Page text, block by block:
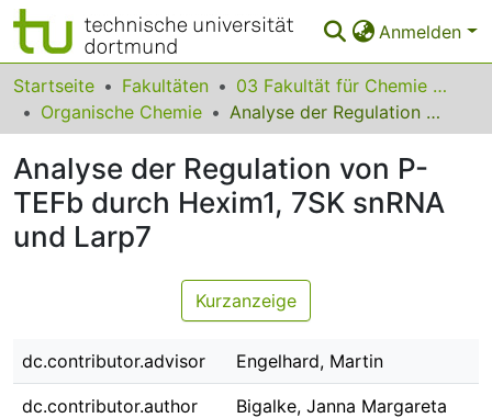
Anmelden
Bereiche & Sammlungen
Das gesamte Repositorium
Statistiken
FAQ
Startseite Fakultäten
03 Fakultät für Chemie und Chemische Biologie
Organische Chemie
Analyse der Regulation von P-TEFb durch Hexim1, 7SK snRNA und Larp7
Analyse der Regulation von P-
TEFb durch Hexim1, 7SK snRNA
und Larp7
Kurzanzeige
dc.contributor.advisor Engelhard, Martin
dc.contributor.author Bigalke, Janna Margareta